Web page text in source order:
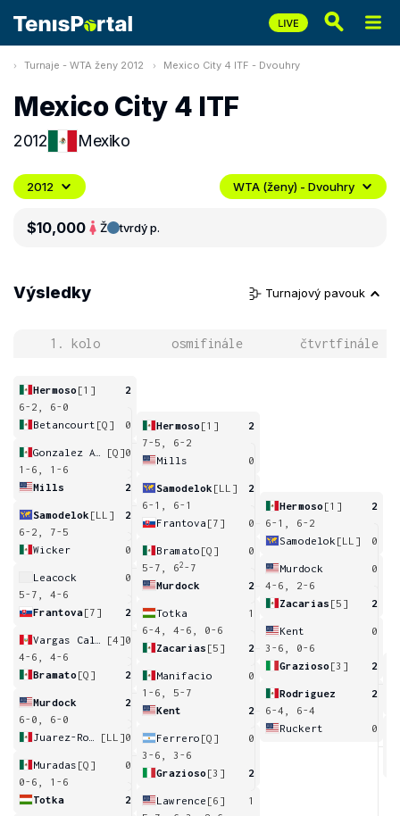
Turnaje - WTA ženy 2012 Mexico City 4 ITF - Dvouhry
Mexico City 4 ITF
2012 Mexiko
2012 WTA (ženy) - Dvouhry
$10,000 Ž tvrdý p.
Výsledky Turnajový pavouk
1. kolo osmifinále čtvrtfinále
Hermoso [1]
2
6-2, 6-0
Betancourt [Q] 0
[Q]0
1-6, 1-6
Mills
2
Samodelok [LL]
2
6-2, 7-5
Wicker
0
Leacock
0
5-7, 4-6
Frantova[7] 2
[4]0
4-6, 4-6
Bramato [Q] 2
Murdock
2
6-0, 6-0
[LL]0
Muradas [Q]
0
0-6, 1-6
Totka
2
Hermoso [1]
2
7-5, 6-2
Mills
0
Samodelok [LL]
2
6-1, 6-1
Frantova [7] 0
Bramato [Q]
0
5-7, 62 -7
Murdock
2
Totka
1
6-4, 4-6, 0-6
Zacarias [5] 2
Manifacio
0
1-6, 5-7
Kent
2
Ferrero [Q]
0
3-6, 3-6
Grazioso [3] 2
Lawrence [6]
1
Hermoso [1]
2
6-1, 6-2
Samodelok [LL] 0
Murdock
0
4-6, 2-6
Zacarias [5] 2
Kent
0
3-6, 0-6
Grazioso [3] 2
Rodriguez
2
6-4, 6-4
Ruckert
0